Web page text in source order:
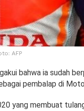
AFP
bahwa ia sudah
pembalap di
yang membuat